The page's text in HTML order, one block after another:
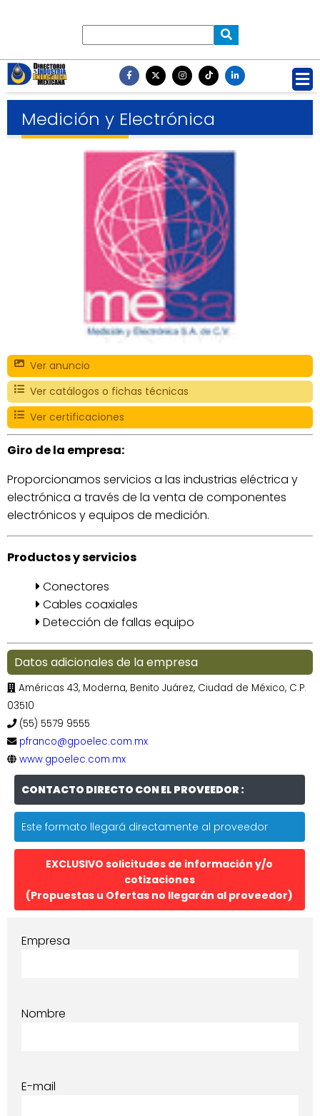
Medición y Electrónica
Ver anuncio
Ver catálogos o fichas técnicas
Ver certificaciones
Giro de la empresa:
Proporcionamos servicios a las industrias eléctrica y
electrónica a través de la venta de componentes
electrónicos y equipos de medición.
Productos y servicios
Conectores
Cables coaxiales
Detección de fallas equipo
Datos adicionales de la empresa
Américas 43, Moderna, Benito Juárez, Ciudad de México, C.P.
03510
(55) 5579 9555
pfranco@gpoelec.com.mx
www.gpoelec.com.mx
CONTACTO DIRECTO CON EL PROVEEDOR :
Este formato llegará directamente al proveedor
EXCLUSIVO solicitudes de información y/o
cotizaciones
(Propuestas u Ofertas no llegarán al proveedor)
Empresa
Nombre
E-mail